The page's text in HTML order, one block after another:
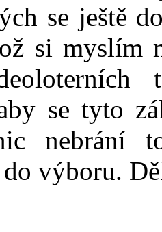
se ještě
si myslím
se tyto
nebrání
výboru.